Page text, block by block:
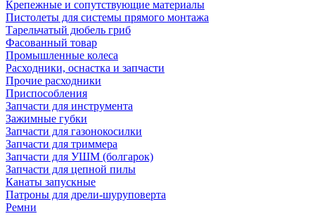
Крепежные и сопутствующие материалы
Пистолеты для системы прямого монтажа
Тарельчатый дюбель гриб
Фасованный товар
Промышленные колеса
Расходники, оснастка и запчасти
Прочие расходники
Приспособления
Запчасти для инструмента
Зажимные губки
Запчасти для газонокосилки
Запчасти для триммера
Запчасти для УШМ (болгарок)
Запчасти для цепной пилы
Канаты запускные
Патроны для дрели-шуруповерта
Ремни